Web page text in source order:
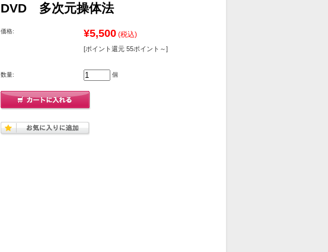
DVD 多次元操体法
価格: ¥5,500 (税込)
[ポイント還元 55ポイント～]
数量: 個